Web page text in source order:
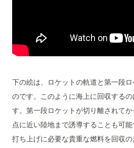
下の絵は、ロケットの軌道と第一段
のです。このように海上に回収する
す。第一段ロケットが切り離されて
点に近い陸地まで誘導することも可
打ち上げに必要な貴重な燃料を回収